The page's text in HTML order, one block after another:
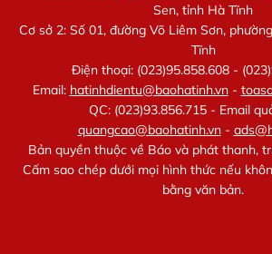
Sen, tỉnh Hà Tĩnh
Cơ sở 2: Số 01, đường Võ Liêm Sơn,
Tĩnh
Điện thoại: (023)95.858.608 -
Email: hatinhdientu@baohatinh.vn-
QC: (023)93.856.715 - Email
quangcao@baohatinh.vn-
Bản quyền thuộc về Báo và phát thanh,
Cấm sao chép dưới mọi hình thức nếu
bằng văn bản.